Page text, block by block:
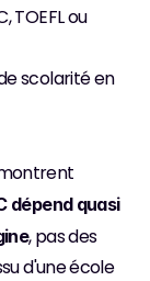
TOEFL ou
scolarité en
dépend quasi
, pas des
d'une école